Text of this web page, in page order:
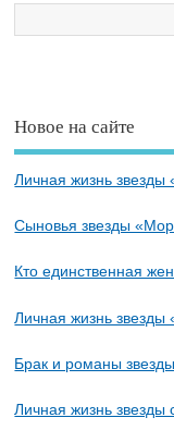
Новое на сайте
Личная жизнь
Сыновья звезды
Кто единственная
Личная жизнь звезды
Брак и романы
Личная жизнь звезды